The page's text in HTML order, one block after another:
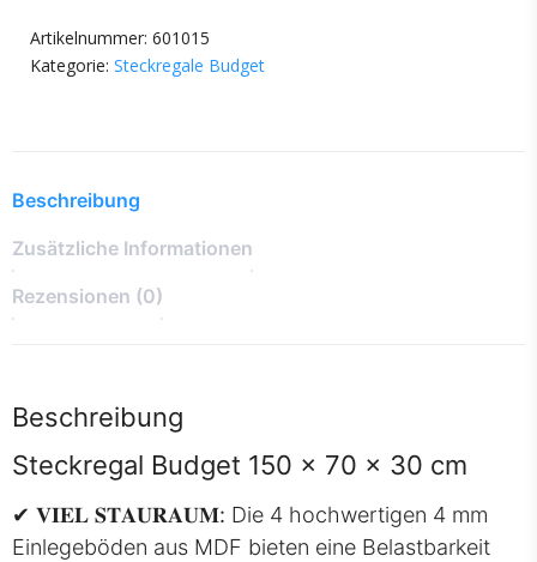
Artikelnummer: 601015
Kategorie: Steckregale Budget
Beschreibung
Zusätzliche Informationen
Rezensionen (0)
Beschreibung
Steckregal Budget 150 x 70 x 30 cm
✔ 𝐕𝐈𝐄𝐋 𝐒𝐓𝐀𝐔𝐑𝐀𝐔𝐌: Die 4 hochwertigen 4 mm
Einlegeböden aus MDF bieten eine Belastbarkeit